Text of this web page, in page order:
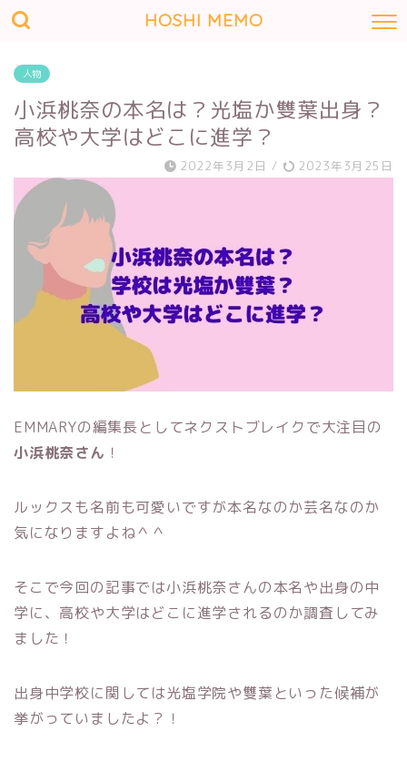
HOSHI MEMO
人物
小浜桃奈の本名は？光塩か雙葉出身？
高校や大学はどこに進学？
2022年3月2日 / 2023年3月25日
EMMARYの編集長としてネクストブレイクで大注目の
小浜桃奈さん ！
ルックスも名前も可愛いですが本名なのか芸名なのか
気になりますよね＾＾
そこで今回の記事では小浜桃奈さんの本名や出身の中
学に、高校や大学はどこに進学されるのか調査してみ
ました！
出身中学校に関しては光塩学院や雙葉といった候補が
挙がっていましたよ？！